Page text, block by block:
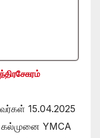
15.04.2025
YMCA